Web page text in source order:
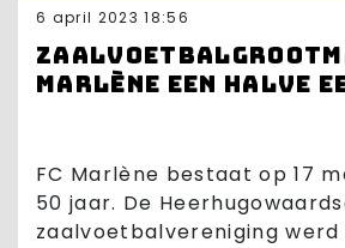
6 april 2023 18:56
Marlène een halve
FC Marlène bestaat op 17
50 jaar. De
zaalvoetbalvereniging werd